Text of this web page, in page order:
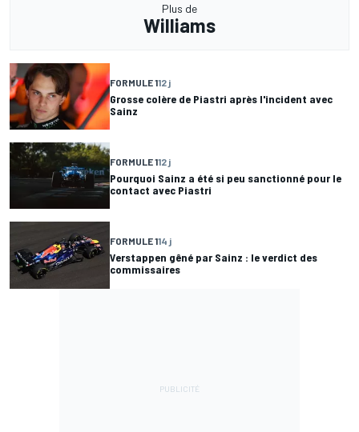
Plus de
Williams
FORMULE 112 j
Grosse colère de Piastri après l'incident avec
Sainz
FORMULE 112 j
Pourquoi Sainz a été si peu sanctionné pour le
contact avec Piastri
FORMULE 114 j
Verstappen gêné par Sainz : le verdict des
commissaires